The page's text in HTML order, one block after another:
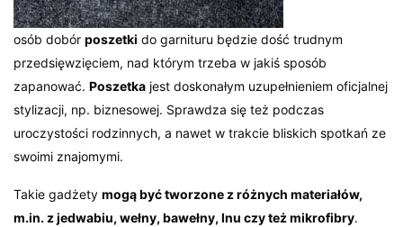
osób dobórposzetki do garnituru będzie dość trudnym
przedsięwzięciem, nad którym trzeba w jakiś sposób
zapanować.Poszetka jest doskonałym uzupełnieniem oficjalnej
stylizacji, np. biznesowej. Sprawdza się też podczas
uroczystości rodzinnych, a nawet w trakcie bliskich spotkań ze
swoimi znajomymi.
Takie gadżetymogą być tworzone z różnych materiałów,
m.in. z jedwabiu, wełny, bawełny, lnu czy też mikrofibry.